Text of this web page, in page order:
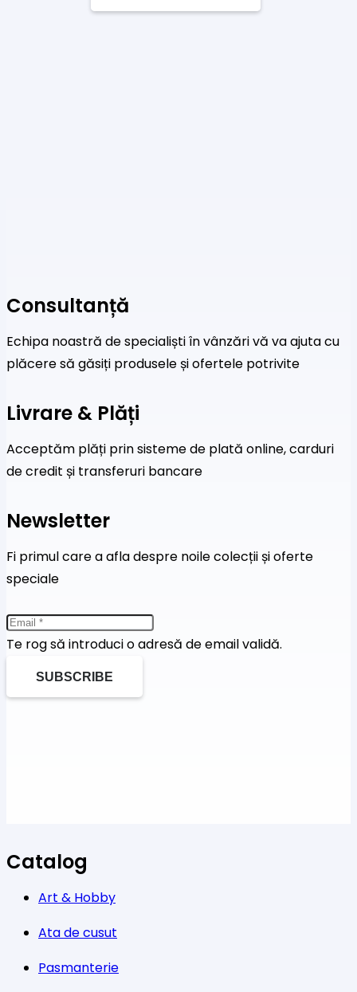
Consultanță
Echipa noastră de specialiști în vânzări vă va ajuta cu
plăcere să găsiți produsele și ofertele potrivite
Livrare & Plăți
Acceptăm plăți prin sisteme de plată online, carduri
de credit și transferuri bancare
Newsletter
Fi primul care a afla despre noile colecții și oferte
speciale
Te rog să introduci o adresă de email validă.
SUBSCRIBE
Catalog
Art & Hobby
Ata de cusut
Pasmanterie